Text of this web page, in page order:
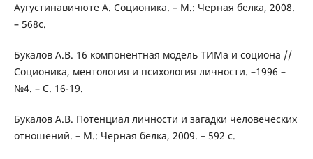
Аугустинавичюте А. Соционика. – М.: Черная белка, 2008.
– 568с.
Букалов А.В. 16 компонентная модель ТИМа и социона //
Соционика, ментология и психология личности. –1996 –
№4. – С. 16-19.
Букалов А.В. Потенциал личности и загадки человеческих
отношений. – М.: Черная белка, 2009. – 592 с.